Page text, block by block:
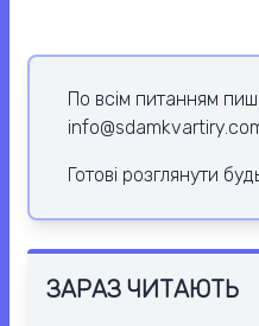
По всім питанням
Готові розглянути
ЗАРАЗ ЧИТАЮТЬ